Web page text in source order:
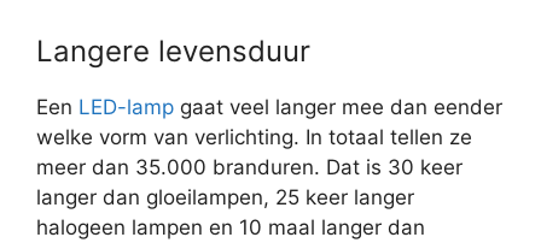
Langere levensduur
Een LED-lamp gaat veel langer mee dan eender
welke vorm van verlichting. In totaal tellen ze
meer dan 35.000 branduren. Dat is 30 keer
langer dan gloeilampen, 25 keer langer
halogeen lampen en 10 maal langer dan